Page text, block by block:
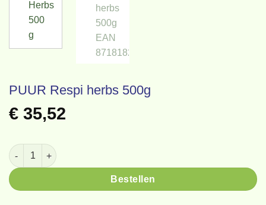
PUUR Respi herbs 500g
€ 35,52
PUUR Respi herbs 500g aantal
Bestellen